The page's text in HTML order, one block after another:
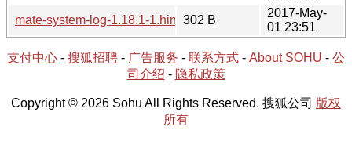
mate-system-log-1.18.1-1.hint 302 B
2017-May-
01 23:51
支付中心 - 搜狐招聘 - 广告服务 - 联系方式 - About SOHU - 公
司介绍 - 隐私政策
Copyright © 2026 Sohu All Rights Reserved. 搜狐公司 版权
所有